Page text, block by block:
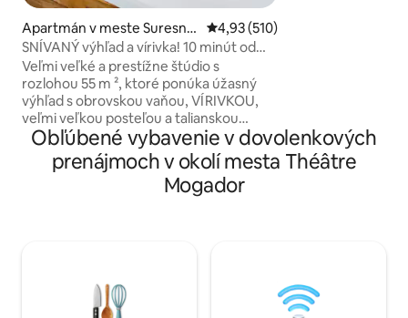
Apartmán v meste Suresne
s
Priemerné ohodnotenie 4,93 z
4,93 (510)
SNÍVANÝ výhľad a vírivka! 10 minút od
centra PARÍŽA!
Veľmi veľké a prestížne štúdio s
rozlohou 55 m ², ktoré ponúka úžasný
výhľad s obrovskou vaňou, VÍRIVKOU,
veľmi veľkou posteľou a talianskou
sprchou. Nachádza sa v tichej a
bezpečnej oblasti 10 minút od slávnej
Avenue des Champs Elysées (centrum
za 175 EUR je súčasťou aj dobrá fľaša
šampanského a jahody. 🌹🥂🍓
Obľúbené vybavenie v dovolenkových
prenájmoch v okolí mesta Théâtre
Mogador